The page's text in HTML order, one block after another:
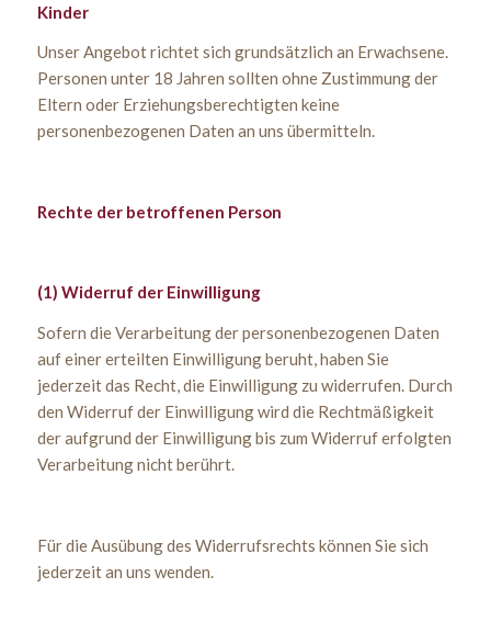
Kinder
Unser Angebot richtet sich grundsätzlich an Erwachsene.
Personen unter 18 Jahren sollten ohne Zustimmung der
Eltern oder Erziehungsberechtigten keine
personenbezogenen Daten an uns übermitteln.
Rechte der betroffenen Person
(1) Widerruf der Einwilligung
Sofern die Verarbeitung der personenbezogenen Daten
auf einer erteilten Einwilligung beruht, haben Sie
jederzeit das Recht, die Einwilligung zu widerrufen. Durch
den Widerruf der Einwilligung wird die Rechtmäßigkeit
der aufgrund der Einwilligung bis zum Widerruf erfolgten
Verarbeitung nicht berührt.
Für die Ausübung des Widerrufsrechts können Sie sich
jederzeit an uns wenden.